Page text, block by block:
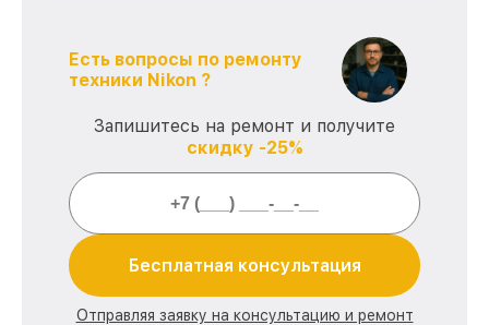
Есть вопросы по ремонту
техники Nikon ?
Запишитесь на ремонт и получите
скидку -25%
Бесплатная консультация
Отправляя заявку на консультацию и ремонт